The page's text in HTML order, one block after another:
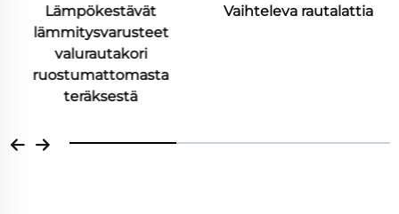
Lämpökestävät
lämmitysvarusteet
valurautakori
ruostumattomasta
teräksestä
Vaihteleva rautalattia